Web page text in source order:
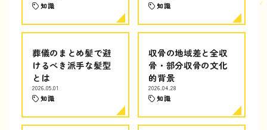
知識 知識
葬儀のまとめ髪で避
けるべき派手な髪型
とは
2026.05.01
知識
収骨の地域差と全収
骨・部分収骨の文化
的背景
2026.04.28
知識